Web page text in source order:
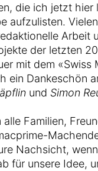
die ich jetzt hier
aufzulisten.
Arbeit
der letzten
mit dem «Swiss
ein Dankeschön
und Simon
alle Familien,
Nachsicht,
für unsere Idee,